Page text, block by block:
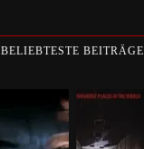
BELIEBTESTE BEITRÄGE